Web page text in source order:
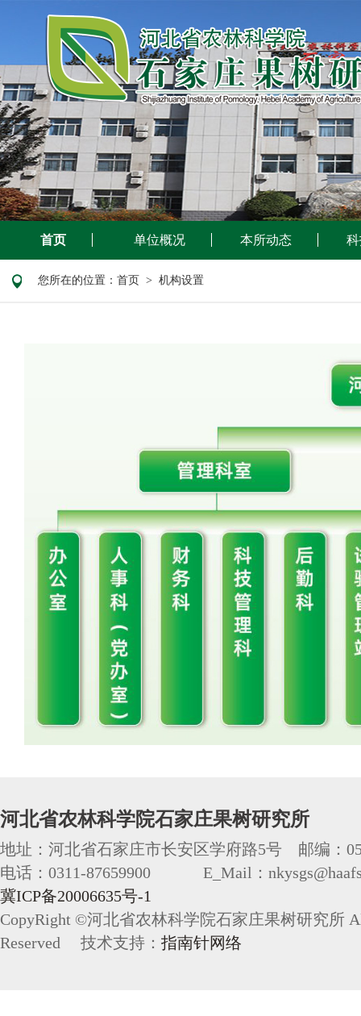
首页 单位概况 本所动态
您所在的位置： 首页 > 机构设置
河北省农林科学院石家庄果树研究所
地址：河北省石家庄市长安区学府路5号 邮编：
电话：0311-87659900 E_Mail：
冀ICP备20006635号-1
CopyRight ©河北省农林科学院石家庄果树研究所
Reserved 技术支持： 指南针网络